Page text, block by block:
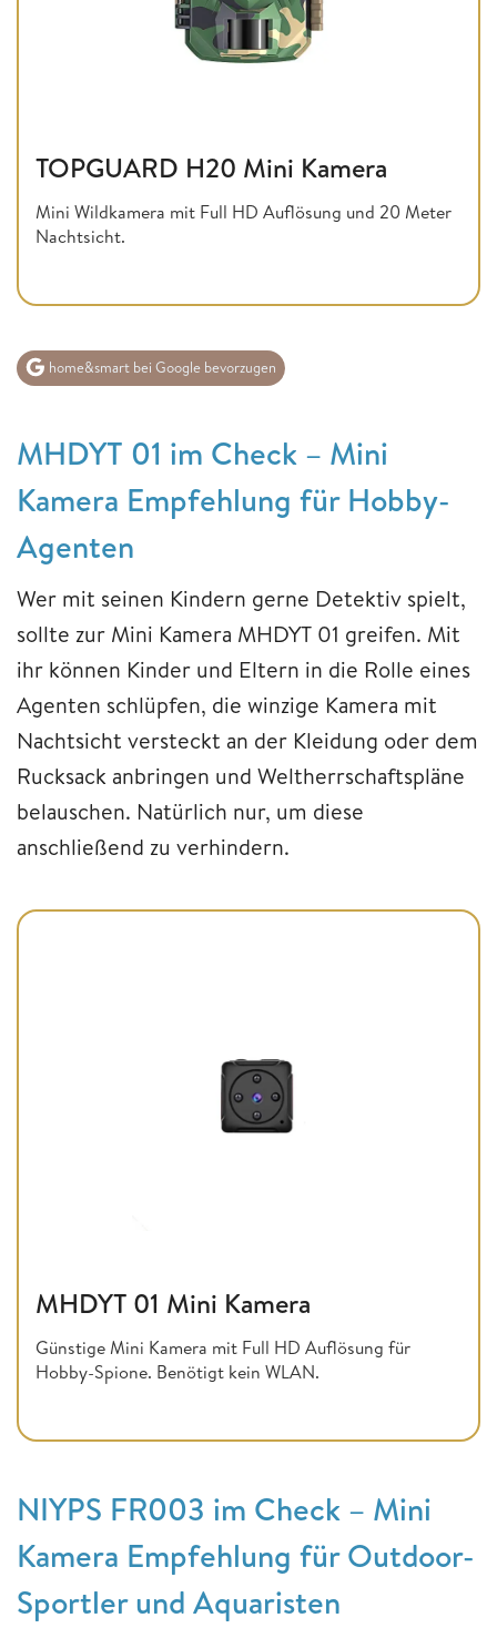
TOPGUARD H20 Mini Kamera
Mini Wildkamera mit Full HD Auflösung und 20 Meter
Nachtsicht.
home&smart bei Google bevorzugen
MHDYT 01 im Check – Mini
Kamera Empfehlung für Hobby-
Agenten
Wer mit seinen Kindern gerne Detektiv spielt,
sollte zur Mini Kamera MHDYT 01 greifen. Mit
ihr können Kinder und Eltern in die Rolle eines
Agenten schlüpfen, die winzige Kamera mit
Nachtsicht versteckt an der Kleidung oder dem
Rucksack anbringen und Weltherrschaftspläne
belauschen. Natürlich nur, um diese
anschließend zu verhindern.
MHDYT 01 Mini Kamera
Günstige Mini Kamera mit Full HD Auflösung für
Hobby-Spione. Benötigt kein WLAN.
NIYPS FR003 im Check – Mini
Kamera Empfehlung für Outdoor-
Sportler und Aquaristen